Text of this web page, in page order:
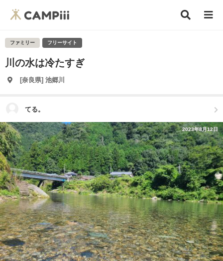
ファミリー フリーサイト
川の水は冷たすぎ
[奈良県] 池郷川
てる。
2023年8月12日